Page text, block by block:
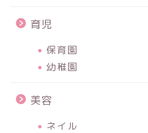
育児
保育園
幼稚園
美容
ネイル